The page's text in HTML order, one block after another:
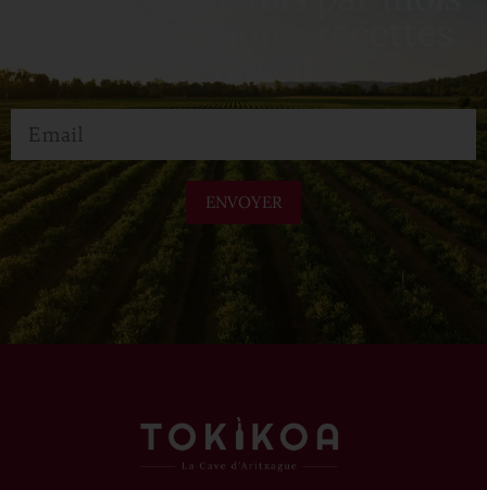
& conseils
ENVOYER